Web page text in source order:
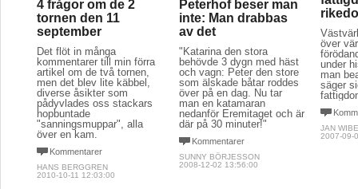
POLITIK & SAMHÄLLE
Slöjan och
könsapartheid
Minervaskolan i Umeå
förbjöd en 7 årig flicka att
bära slöja i skolan.
Islamiska
kvinnoföreningen rasade
över beslutet och kallade
SOLEYMAN GHASEMIANI
LITTERATUR & POESI
Mo-mo-mo-
polisen
Över öppet vatten ligger
sjöröken tät. Det ångar ur
munnen på personalen från
brandkår och polis som
sliter med att baxa upp
kroppen ur vattnet. Den
var tung redan innan.
Kommentarer
POLITIK
Anti-
tar
ANNA
2005-11-